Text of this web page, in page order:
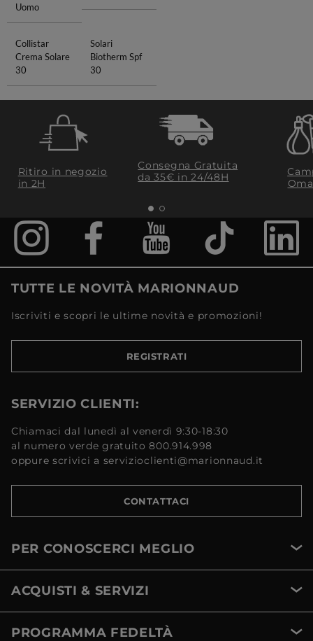
Uomo
Collistar
Crema Solare
30
Solari
Biotherm Spf
30
Ritiro in negozio
in 2H
Consegna Gratuita
da 35€​ in 24/48H
TUTTE LE NOVITÀ MARIONNAUD
Iscriviti e scopri le ultime novità e promozioni!
REGISTRATI
SERVIZIO CLIENTI:
Chiamaci dal lunedì al venerdì 9:30-18:30
al numero verde gratuito 800.914.998
oppure scrivici a servizioclienti@marionnaud.it
CONTATTACI
PER CONOSCERCI MEGLIO
ACQUISTI & SERVIZI
PROGRAMMA FEDELTÀ